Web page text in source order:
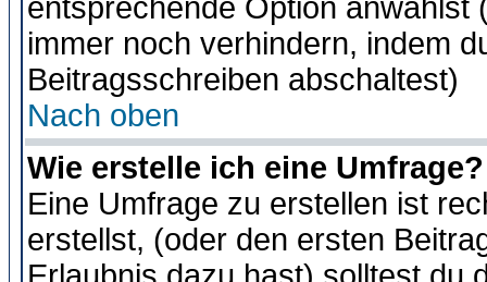
entsprechende Option anwählst
immer noch verhindern, indem
Beitragsschreiben abschaltest)
Nach oben
Wie erstelle ich eine Umfrage?
Eine Umfrage zu erstellen ist
erstellst, (oder den ersten